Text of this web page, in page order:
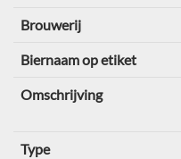
Brouwerij
Biernaam op etiket
Omschrijving
Type